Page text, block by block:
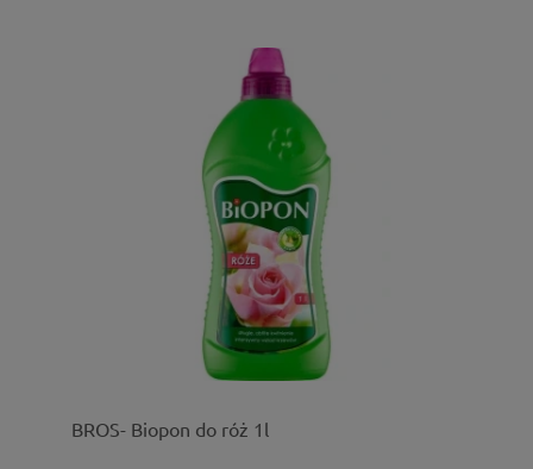
BROS- Biopon do róż 1l